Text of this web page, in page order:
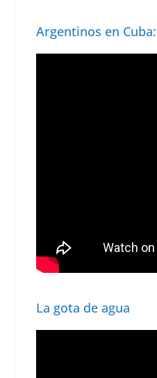
Argentinos en
La gota de agua